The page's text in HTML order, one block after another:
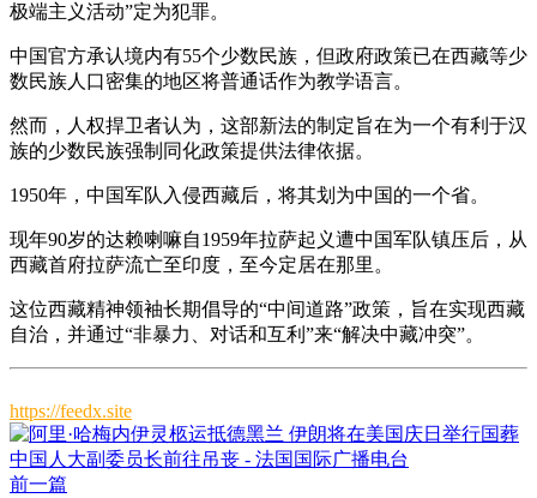
极端主义活动”定为犯罪。
中国官方承认境内有55个少数民族，但政府政策已在西藏等少
数民族人口密集的地区将普通话作为教学语言。
然而，人权捍卫者认为，这部新法的制定旨在为一个有利于汉
族的少数民族强制同化政策提供法律依据。
1950年，中国军队入侵西藏后，将其划为中国的一个省。
现年90岁的达赖喇嘛自1959年拉萨起义遭中国军队镇压后，从
西藏首府拉萨流亡至印度，至今定居在那里。
这位西藏精神领袖长期倡导的“中间道路”政策，旨在实现西藏
自治，并通过“非暴力、对话和互利”来“解决中藏冲突”。
https://feedx.site
前一篇